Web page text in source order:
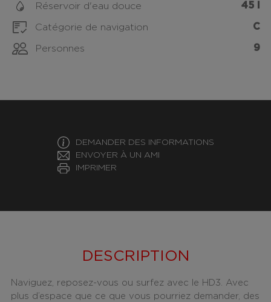
Réservoir d'eau douce 45 l
Catégorie de navigation C
Personnes 9
DEMANDER DES INFORMATIONS
ENVOYER À UN AMI
IMPRIMER
DESCRIPTION
Naviguez, reposez-vous ou surfez avec le HD3. Avec
plus d’espace que ce que vous pourriez demander, des